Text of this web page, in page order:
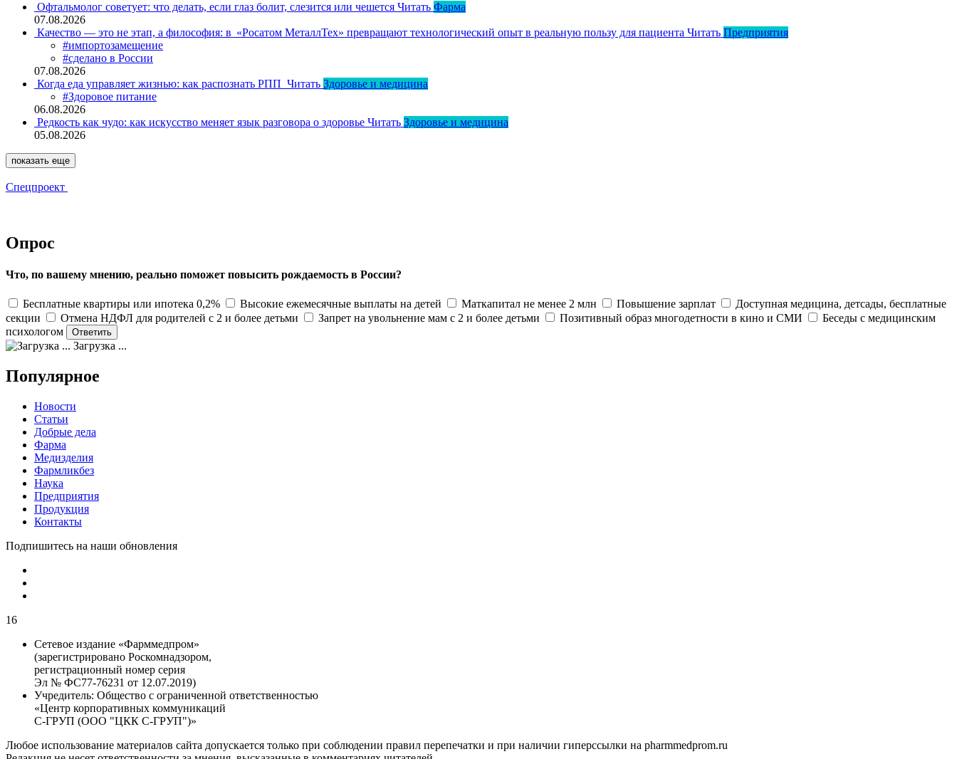
Офтальмолог советует: что делать, если глаз болит, слезится или чешется Читать Фарма
07.08.2026
Качество — это не этап, а философия: в «Росатом МеталлТех» превращают технологический опыт в реальную пользу для пациента Читать Предприятия
#импортозамещение
#сделано в России
07.08.2026
Когда еда управляет жизнью: как распознать РПП Читать Здоровье и медицина
#Здоровое питание
06.08.2026
Редкость как чудо: как искусство меняет язык разговора о здоровье Читать Здоровье и медицина
05.08.2026
показать еще
Спецпроект
Опрос
Что, по вашему мнению, реально поможет повысить рождаемость в России?
Бесплатные квартиры или ипотека 0,2% Высокие ежемесячные выплаты на детей Маткапитал не менее 2 млн Повышение зарплат
Доступная медицина, детсады, бесплатные
секции
Отмена НДФЛ для родителей с 2 и более детьми Запрет на увольнение мам с 2 и более детьми Позитивный образ многодетности в кино и СМИ
Беседы с медицинским
психологом
Загрузка ...
Популярное
Новости
Статьи
Добрые дела
Фарма
Медизделия
Фармликбез
Наука
Предприятия
Продукция
Контакты
Подпишитесь на наши обновления
16
Сетевое издание «Фарммедпром»
(зарегистрировано Роскомнадзором,
регистрационный номер серия
Эл № ФС77-76231 от 12.07.2019)
Учредитель: Общество с ограниченной ответственностью
«Центр корпоративных коммуникаций
С-ГРУП (ООО "ЦКК С-ГРУП")»
Любое использование материалов сайта допускается только при соблюдении правил перепечатки и при наличии гиперссылки на pharmmedprom.ru